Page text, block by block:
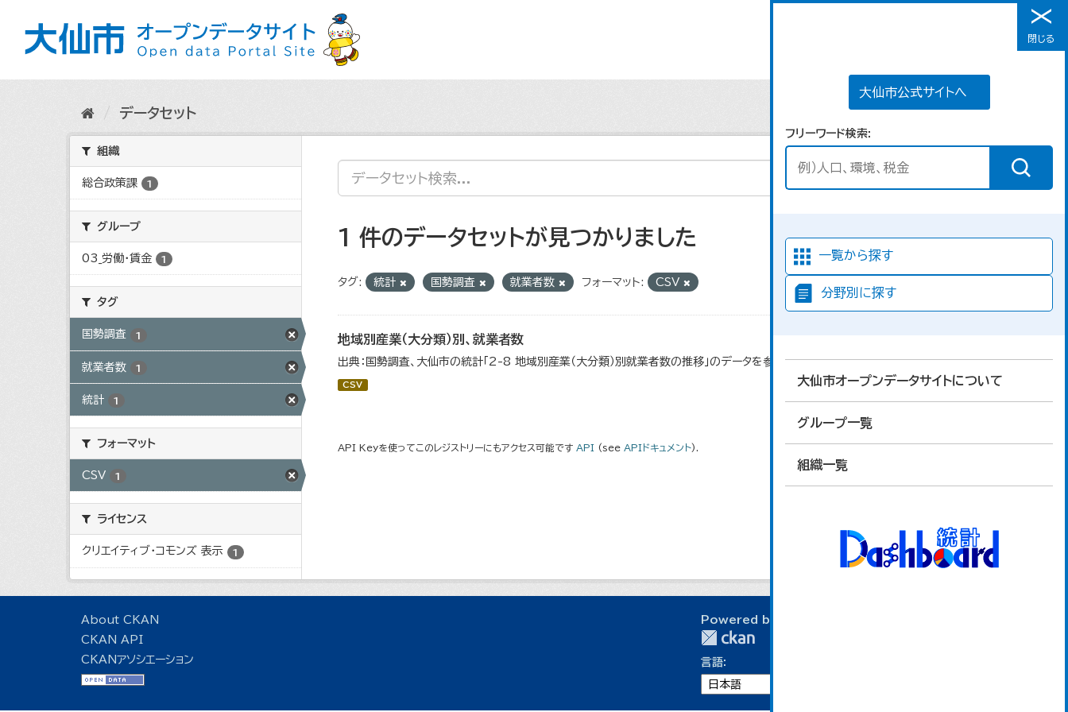
メニュー
大仙市公式サイトへ
フリーワード検索
一覧から探す
分野別に探す
大仙市オープンデータサイトについて
グループ一覧
組織一覧
閉じる
データセット
組織
総合政策課 1
グループ
03_労働・賃金 1
タグ
国勢調査 1
就業者数 1
統計 1
フォーマット
CSV 1
ライセンス
クリエイティブ・コモンズ 表示 1
1 件のデータセットが見つかりました
タグ: 統計 国勢調査 就業者数 フォーマット: CSV
地域別産業（大分類）別、就業者数
出典：国勢調査、大仙市の統計「2-8 地域別産業（大分類）別就業者数の推移」のデータを参照しています。
CSV
API Keyを使ってこのレジストリーにもアクセス可能です API (see APIドキュメント).
About CKAN
CKAN API
CKANアソシエーション
Powered by
言語